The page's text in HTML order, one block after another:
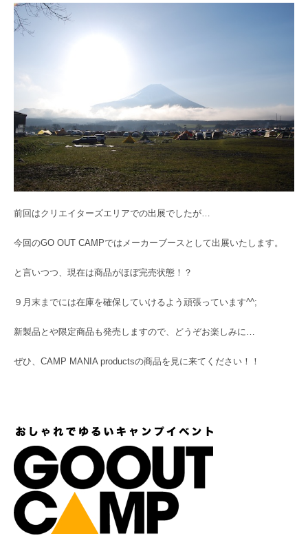
前回はクリエイターズエリアでの出展でしたが…
今回のGO OUT CAMPではメーカーブースとして出展いたします。
と言いつつ、現在は商品がほぼ完売状態！？
９月末までには在庫を確保していけるよう頑張っています^^;
新製品とや限定商品も発売しますので、どうぞお楽しみに…
ぜひ、CAMP MANIA productsの商品を見に来てください！！